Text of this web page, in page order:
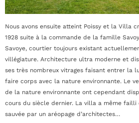
Nous avons ensuite atteint Poissy et la Villa
1928 suite à la commande de la famille
Savoye, courtier toujours existant
villégiature. Architecture ultra moderne et
ses très nombreux vitrages faisant entrer la
faire corps avec la nature environnante. Le
de la nature environnante ont cependant
cours du siècle dernier. La villa a même failli
sauvée par un aréopage d’architectes…